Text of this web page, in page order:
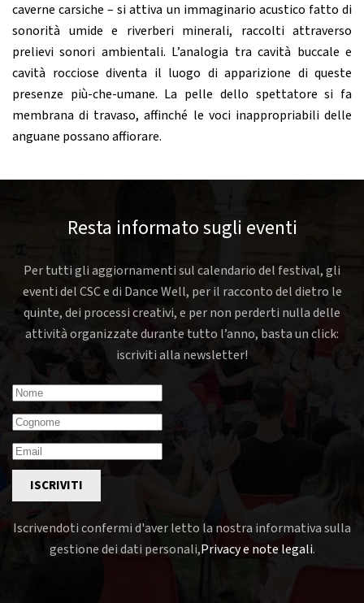
caverne carsiche – si attiva un immaginario acustico fatto di
sonorità umide e riverberi minerali, raccolti attraverso
prelievi sonori ambientali. L’analogia tra cavità buccale e
cavità rocciose diventa il luogo di apparizione di queste
presenze più-che-umane. La pelle dello spettatore si fa
membrana di travaso, affinché le voci inappropriabili delle
anguane possano affiorare.
Resta informato sugli eventi
Per tutti gli aggiornamenti sul calendario del festival, gli
eventi del CSC e di Dance Well, per il racconto del dietro le
quinte, dei processi creativi, e per non perderti nulla delle
attività organizzate durante tutto l’anno, basta un click:
iscriviti alla newsletter!
ISCRIVITI
Iscrivendoti confermi d'aver letto la nostra informativa sulla
gestione dei dati personali,Privacy e note legali.